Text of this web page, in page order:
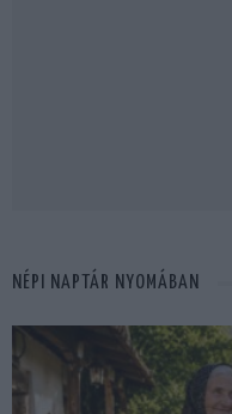
NÉPI NAPTÁR NYOMÁBAN